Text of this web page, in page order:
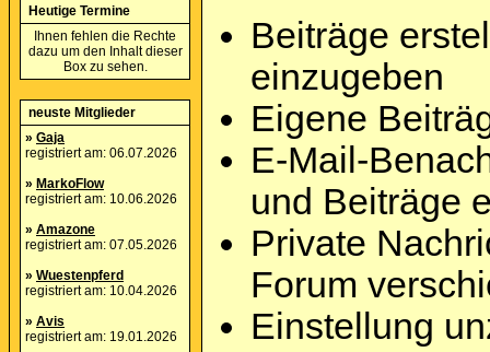
Heutige Termine
Ihnen fehlen die Rechte
dazu um den Inhalt dieser
Box zu sehen.
neuste Mitglieder
» Gaja
registriert am: 06.07.2026
» MarkoFlow
registriert am: 10.06.2026
» Amazone
registriert am: 07.05.2026
» Wuestenpferd
registriert am: 10.04.2026
» Avis
registriert am: 19.01.2026
Beiträge
einzugeben
Eigene
E-Mail-
und Beiträge
Private
Forum
Einstellung